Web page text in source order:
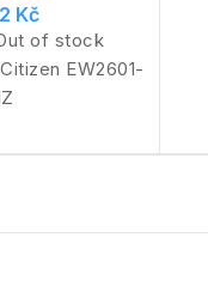
Kč
of stock
EW2601-